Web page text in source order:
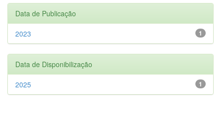
Data de Publicação
1
2023
Data de Disponibilização
1
2025